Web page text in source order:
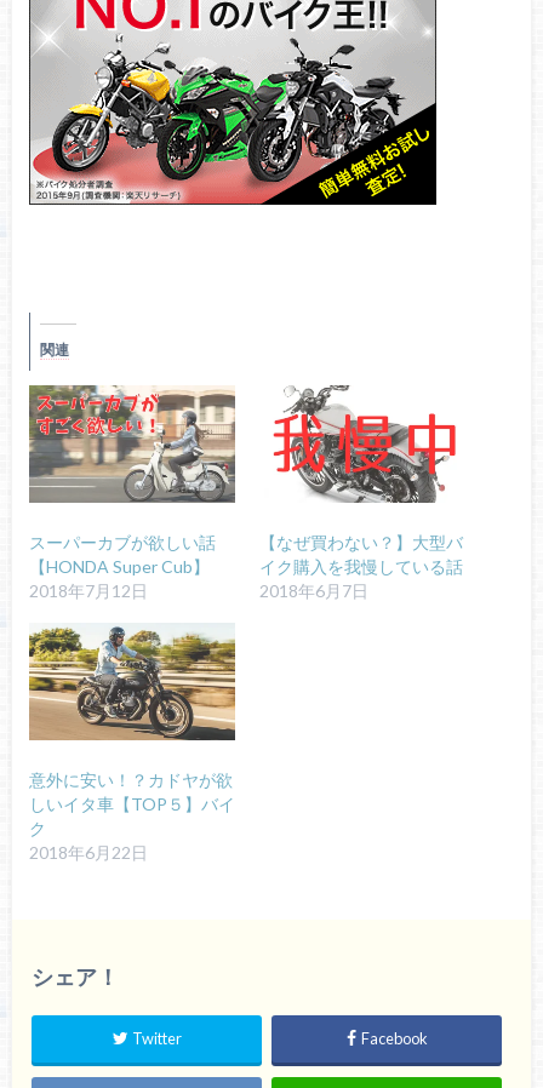
関連
スーパーカブが欲しい話
【HONDA Super Cub】
2018年7月12日
【なぜ買わない？】大型バ
イク購入を我慢している話
2018年6月7日
意外に安い！？カドヤが欲
しいイタ車【TOP５】バイ
ク
2018年6月22日
シェア！
Twitter Facebook